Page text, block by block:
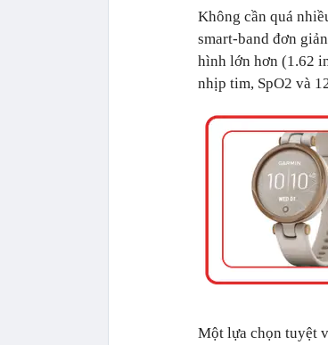
Không cần quá
smart-band đơn
hình lớn hơn (1.62
nhịp tim, SpO2 và
Một lựa chọn tuyệt